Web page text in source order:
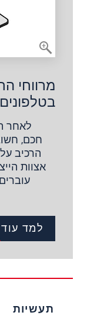
מרווחי
לאחר
חכם,
הרכיב
אצוות
למד עוד
תעשיות